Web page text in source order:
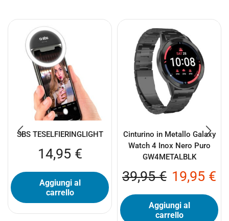
SBS TESELFIERINGLIGHT
14,95 €
Aggiungi al
carrello
Cinturino in Metallo Galaxy
Watch 4 Inox Nero Puro
GW4METALBLK
39,95€ 19,95 €
Aggiungi al
carrello